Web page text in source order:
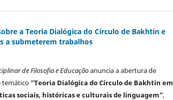
a Teoria Dialógica do Círculo de Bakhtin e
a submeterem trabalhos
de Filosofia e Educaçãoanuncia a abertura de
temático “Teoria Dialógica do Círculo de Bakhtin em
sociais, históricas e culturais de linguagem”,